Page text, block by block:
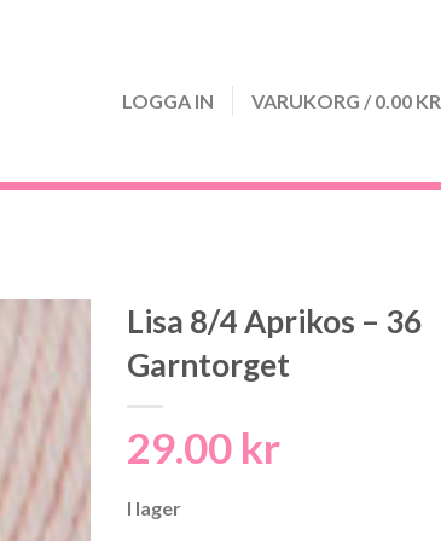
LOGGA IN VARUKORG / 0.00 KR
Lisa 8/4 Aprikos – 36
Garntorget
29.00 kr
I lager